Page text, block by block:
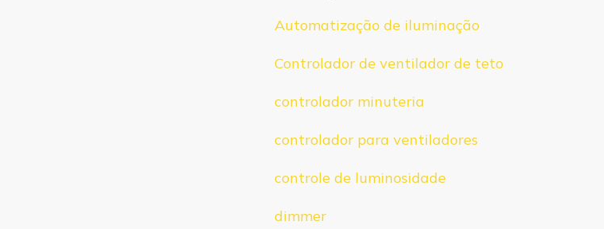
Automatização de iluminação
Controlador de ventilador de teto
controlador minuteria
controlador para ventiladores
controle de luminosidade
dimmer